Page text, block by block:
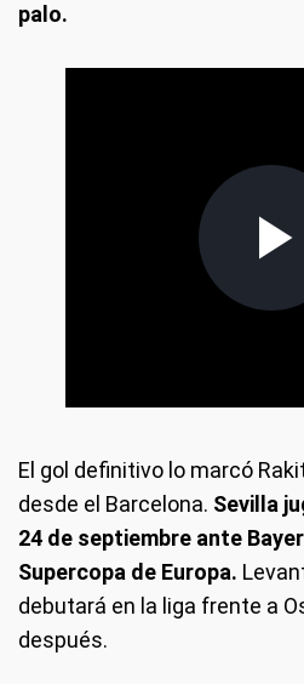
palo.
El gol definitivo lo marcó
desde el Barcelona. Sevilla
24 de septiembre ante
Supercopa de Europa.
debutará en la liga frente a
después.